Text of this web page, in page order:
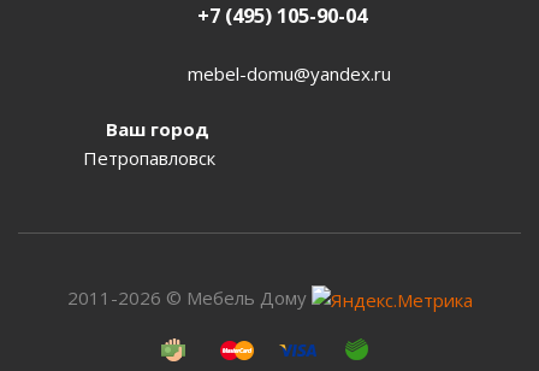
+7 (495) 105-90-04
mebel-domu@yandex.ru
Ваш город
Петропавловск
2011-2026 © Мебель Дому